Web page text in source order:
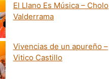
El Llano Es Música – Cholo
Valderrama
Vivencias de un apureño –
Vitico Castillo